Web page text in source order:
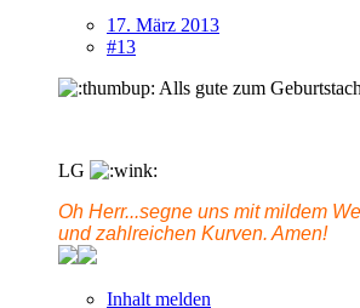
17. März 2013
#13
Alls gute zum Geburtstach
LG
Oh Herr...segne uns mit mildem
und zahlreichen Kurven. Amen!
Inhalt melden